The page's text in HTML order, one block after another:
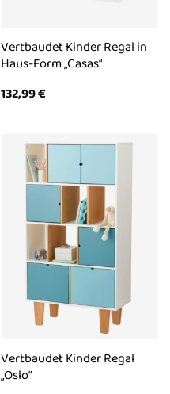
Vertbaudet Kinder Regal in
Haus-Form „Casas“
132,99€
Vertbaudet Kinder Regal
„Oslo“